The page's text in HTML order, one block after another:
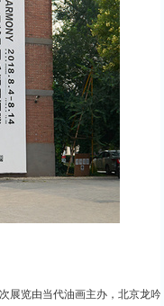
展览由当代油画主办，北京龙吟